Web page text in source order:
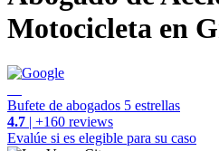
Motocicleta en
Bufete de abogados 5 estrellas
4.7 | +160 reviews
Evalúe si es elegible para su caso